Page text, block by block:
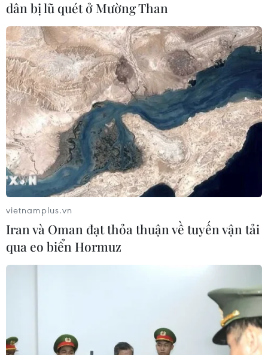
cải cách trong giáo dục chưa đạt hiệu quả cao, nhiều
người dân mất niềm tin vào hệ thống giáo dục hiện nay.
dân bị lũ quét ở Mường Than
vietnamplus.vn
Iran và Oman đạt thỏa thuận về tuyến vận tải
qua eo biển Hormuz